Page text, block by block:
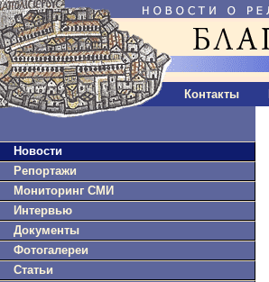
Контакты
Новости
Репортажи
Мониторинг СМИ
Интервью
Документы
Фотогалереи
Статьи